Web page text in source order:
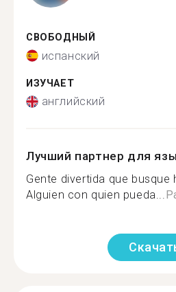
СВОБОДНЫЙ
испанский
ИЗУЧАЕТ
английский
Лучший партнер для
Gente divertida que busque
Alguien con quien pueda...